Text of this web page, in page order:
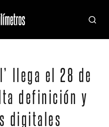
llega el 28 de
definición y
digitales